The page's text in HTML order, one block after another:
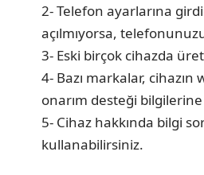
2- Telefon ayarlarına
açılmıyorsa,
3- Eski birçok cihazda
4- Bazı markalar,
onarım desteği
5- Cihaz hakkında bilgi
kullanabilirsiniz.